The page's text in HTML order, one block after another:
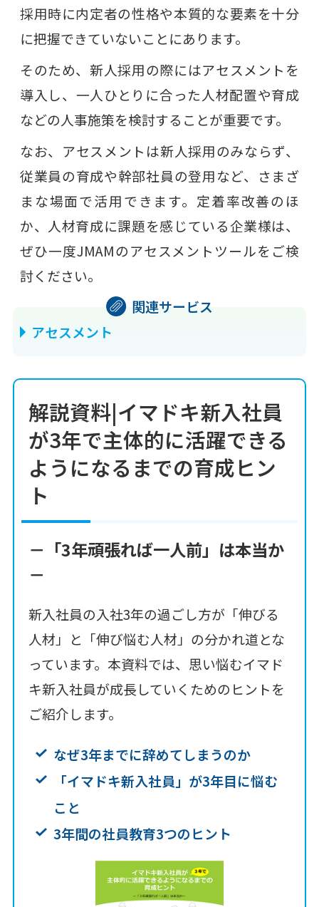
採用時に内定者の性格や本質的な要素を十分
に把握できていないことにあります。
そのため、新人採用の際にはアセスメントを
導入し、一人ひとりに合った人材配置や育成
などの人事施策を検討することが重要です。
なお、アセスメントは新人採用のみならず、
従業員の育成や幹部社員の登用など、さまざ
まな場面で活用できます。定着率改善のほ
か、人材育成に課題を感じている企業様は、
ぜひ一度JMAMのアセスメントツールをご検
討ください。
アセスメント
解説資料|イマドキ新入社員
が3年で主体的に活躍できる
ようになるまでの育成ヒン
ト
－「3年頑張れば一人前」は本当か
－
新入社員の入社3年の過ごし方が「伸びる
人材」と「伸び悩む人材」の分かれ道とな
っています。本資料では、思い悩むイマド
キ新入社員が成長していくためのヒントを
ご紹介します。
なぜ3年までに辞めてしまうのか
「イマドキ新入社員」が3年目に悩む
こと
3年間の社員教育3つのヒント